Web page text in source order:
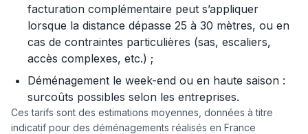
facturation complémentaire peut s’appliquer
lorsque la distance dépasse 25 à 30 mètres, ou en
cas de contraintes particulières (sas, escaliers,
accès complexes, etc.) ;
Déménagement le week-end ou en haute saison :
surcoûts possibles selon les entreprises.
Ces tarifs sont des estimations moyennes, données à titre
indicatif pour des déménagements réalisés en France